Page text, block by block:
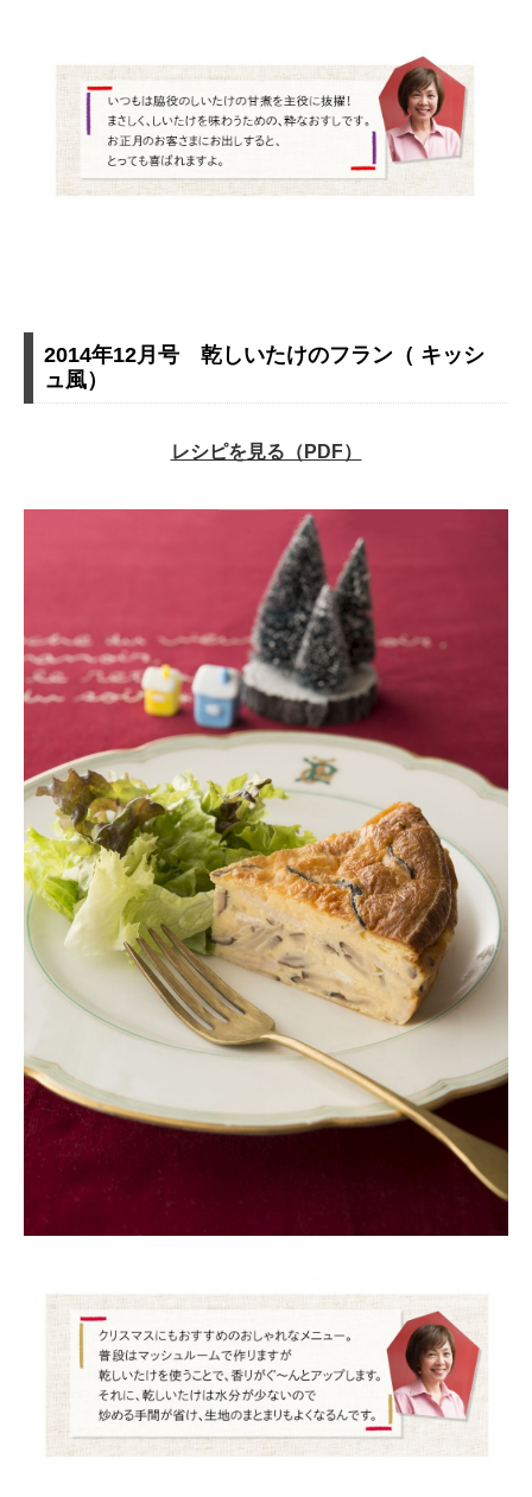
2014年12月号 乾しいたけのフラン（ キッシ
ュ風）
レシピを見る（PDF）